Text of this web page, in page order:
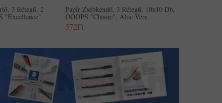
3 Rétegű, 2
"Excellence"
Papír Zsebkendő, 3 Rétegű, 10x10 Db,
OOOPS "Classic", Aloe Vera
572Ft